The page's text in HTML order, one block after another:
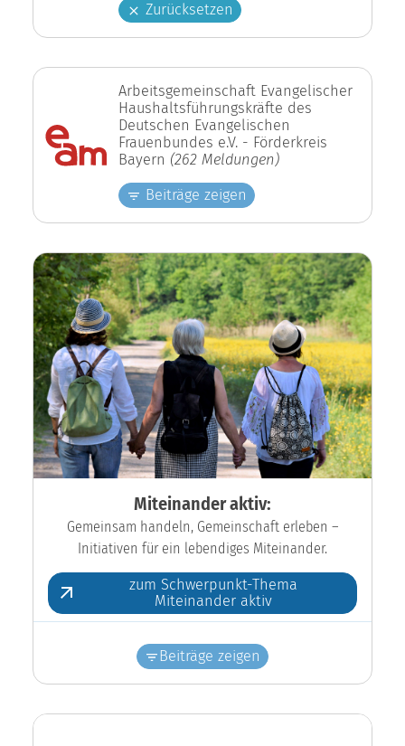
Zurücksetzen
Arbeitsgemeinschaft Evangelischer
Haushaltsführungskräfte des
Deutschen Evangelischen
Frauenbundes e.V. - Förderkreis
Bayern (262 Meldungen)
Beiträge zeigen
Miteinander aktiv:
Gemeinsam handeln, Gemeinschaft erleben –
Initiativen für ein lebendiges Miteinander.
zum Schwerpunkt-Thema
Miteinander aktiv
Beiträge zeigen